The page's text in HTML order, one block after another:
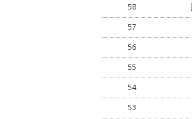
58
57
56
55
54
53